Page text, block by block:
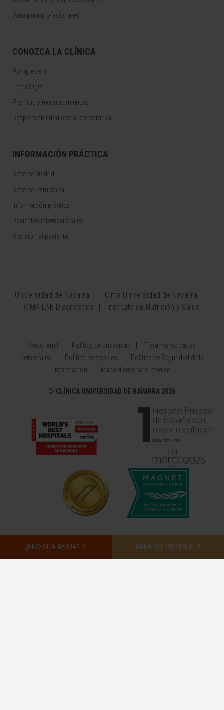
¿NECESITA AYUDA? ÁREA DEL PACIENTE
Área para profesionales
CONOZCA LA CLÍNICA
Por qué venir
Tecnología
Premios y reconocimientos
Responsabilidad social corporativa
INFORMACIÓN PRÁCTICA
Sede de Madrid
Sede de Pamplona
Información práctica
Pacientes internacionales
Atención al paciente
Universidad de Navarra
Cima Universidad de Navarra
CIMA LAB Diagnostics
Instituto de Nutrición y Salud
Aviso legal Política de privacidad
Tratamiento datos
personales
Política de cookies
Política de Seguridad de la
Información
Mapa diccionario médico
© CLÍNICA UNIVERSIDAD DE NAVARRA 2026